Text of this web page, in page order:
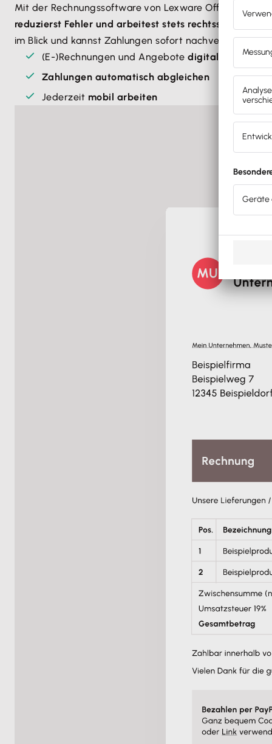
Mit der Rechnungssoftware von Lexware Office
reduzierst Fehler und arbeitest stets rechtssicher
im Blick und kannst Zahlungen sofort nachverfolgen.
(E-)Rechnungen und Angebotedigital erstellen
Zahlungen automatisch abgleichen
Jederzeit mobil arbeiten